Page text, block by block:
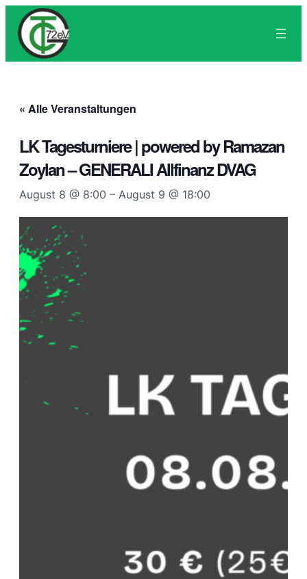
« Alle Veranstaltungen
LK Tagesturniere | powered by Ramazan
Zoylan – GENERALI Allfinanz DVAG
August 8 @ 8:00 – August 9 @ 18:00